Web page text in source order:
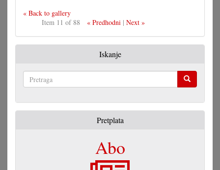
« Back to gallery
Item 11 of 88
« Predhodni| Next »
Iskanje
Pretplata
Abo